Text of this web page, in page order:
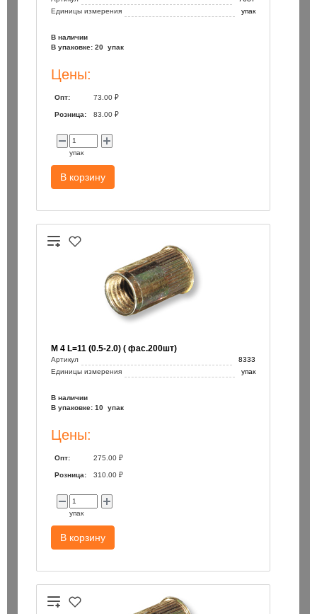
Единицы измерения
упак
В наличии
В упаковке: 20 упак
Цены:
Опт: 73.00 ₽
Розница: 83.00 ₽
упак
В корзину
М 4 L=11 (0.5-2.0) ( фас.200шт)
Артикул
8333
Единицы измерения
упак
В наличии
В упаковке: 10 упак
Цены:
Опт: 275.00 ₽
Розница: 310.00 ₽
упак
В корзину